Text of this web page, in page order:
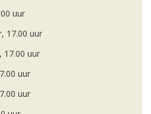
uur
17.00 uur
17.00 uur
uur
uur